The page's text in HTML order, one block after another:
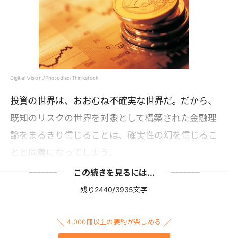
Digital Vision./Photodisc/Thinkstock
投資の世界は、おおむね不確実な世界だ。だから、
既知のリスクの世界を対象として構築された金融理
論をまるきり信じることは、確実性の幻を信じるこ
とと同義になってしまう。
この続きを見るには...
残り2440/3935文字
4,000冊以上の要約が楽しめる